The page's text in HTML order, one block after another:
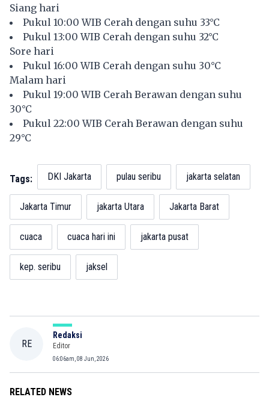
Siang hari
Pukul 10:00 WIB Cerah dengan suhu 33°C
Pukul 13:00 WIB Cerah dengan suhu 32°C
Sore hari
Pukul 16:00 WIB Cerah dengan suhu 30°C
Malam hari
Pukul 19:00 WIB Cerah Berawan dengan suhu
30°C
Pukul 22:00 WIB Cerah Berawan dengan suhu
29°C
Tags: DKI Jakarta pulau seribu jakarta selatan
Jakarta Timur jakarta Utara Jakarta Barat
cuaca cuaca hari ini jakarta pusat
kep. seribu jaksel
RE
Redaksi
Editor
06:06am, 08 Jun, 2026
RELATED NEWS